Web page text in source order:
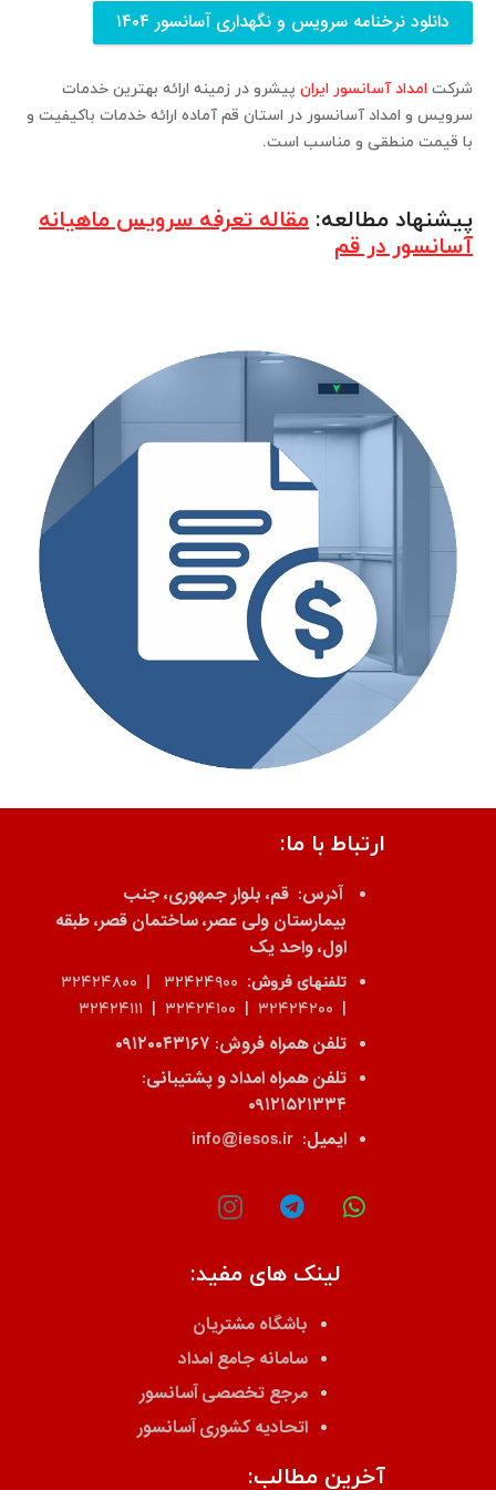
دانلود نرخنامه سرویس و نگهداری آسانسور ۱۴۰۴
شرکت امداد آسانسور ایران پیشرو در زمینه ارائه بهترین خدمات
سرویس و امداد آسانسور در استان قم آماده ارائه خدمات باکیفیت و
با قیمت منطقی و مناسب است.
پیشنهاد مطالعه: مقاله تعرفه سرویس ماهیانه
آسانسور در قم
ارتباط با ما:
آدرس: قم، بلوار جمهوری، جنب
بیمارستان ولی عصر، ساختمان قصر، طبقه
اول، واحد یک
تلفنهای فروش:
تلفن همراه فروش:
تلفن همراه امداد و پشتیبانی:
۰۹۱۲۱۵۲۱۳۳۴
ایمیل: info@iesos.ir
لینک های مفید:
باشگاه مشتریان
سامانه جامع امداد
مرجع تخصصی آسانسور
اتحادیه کشوری آسانسور
آخرین مطالب: